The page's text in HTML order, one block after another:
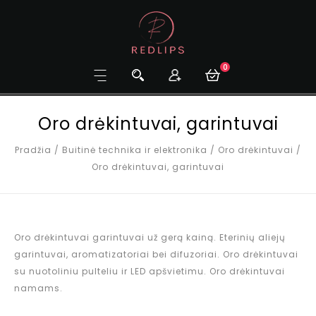
0
Oro drėkintuvai, garintuvai
Pradžia / Buitinė technika ir elektronika / Oro drėkintuvai /
Oro drėkintuvai, garintuvai
Oro drėkintuvai garintuvai už gerą kainą. Eterinių aliejų
garintuvai, aromatizatoriai bei difuzoriai. Oro drėkintuvai
su nuotoliniu pulteliu ir LED apšvietimu. Oro drėkintuvai
namams.